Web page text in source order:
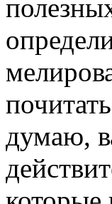
думаю,